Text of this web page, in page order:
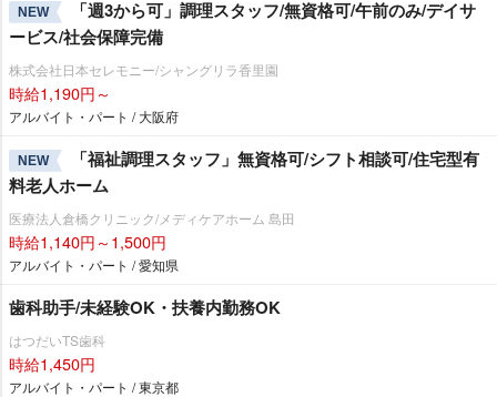
NEW
「週3から可」調理スタッフ/無資格可/午前のみ/デイサ
ービス/社会保障完備
株式会社日本セレモニー/シャングリラ香里園
時給1,190円～
アルバイト・パート / 大阪府
NEW
「福祉調理スタッフ」無資格可/シフト相談可/住宅型有
料老人ホーム
医療法人倉橋クリニック/メディケアホーム 島田
時給1,140円～1,500円
アルバイト・パート / 愛知県
歯科助手/未経験OK・扶養内勤務OK
はつだいTS歯科
時給1,450円
アルバイト・パート / 東京都